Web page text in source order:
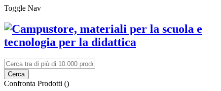
Toggle Nav
Cerca
Confronta Prodotti ()